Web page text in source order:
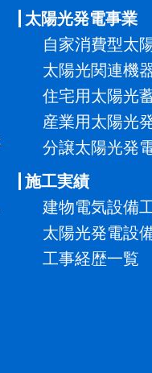
太陽光発電事業
自家消費型太
太陽光関連機
住宅用太陽光
産業用太陽光
分譲太陽光発
施工実績
建物電気設備
太陽光発電設
工事経歴一覧